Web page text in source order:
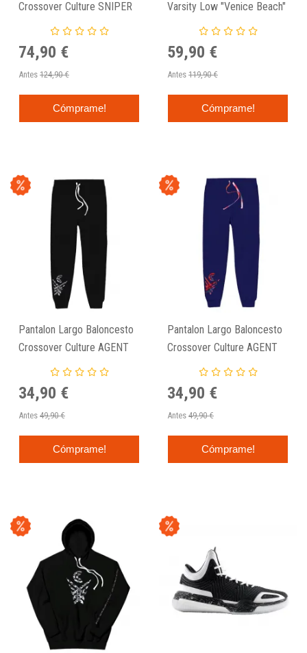
Crossover Culture SNIPER
"Pigalle Court"
74,90 €
Antes 124,90 €
Cómprame!
Varsity Low "Venice Beach"
59,90 €
Antes 119,90 €
Cómprame!
Pantalon Largo Baloncesto
Crossover Culture AGENT
Jogger "Rucker Park"
34,90 €
Antes 49,90 €
Cómprame!
Pantalon Largo Baloncesto
Crossover Culture AGENT
Jogger "Duparre Court"
34,90 €
Antes 49,90 €
Cómprame!